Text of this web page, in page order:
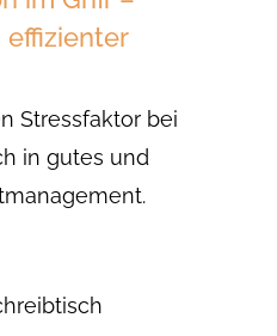
Stressfaktor bei
in gutes und